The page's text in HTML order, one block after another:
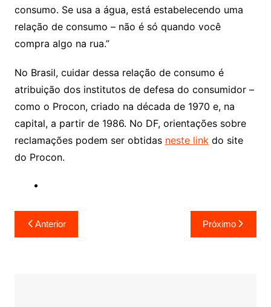
consumo. Se usa a água, está estabelecendo uma
relação de consumo – não é só quando você
compra algo na rua.”
No Brasil, cuidar dessa relação de consumo é
atribuição dos institutos de defesa do consumidor –
como o Procon, criado na década de 1970 e, na
capital, a partir de 1986. No DF, orientações sobre
reclamações podem ser obtidas neste linkdo site
do Procon.
Navegação
de
Anterior Próximo